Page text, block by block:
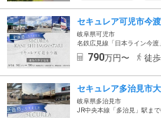
セキュレア可児市今
岐阜県可児市
名鉄広見線「日本ライン今
790万円〜 徒歩
岐阜県多治見市
JR中央本線「多治見」駅ま